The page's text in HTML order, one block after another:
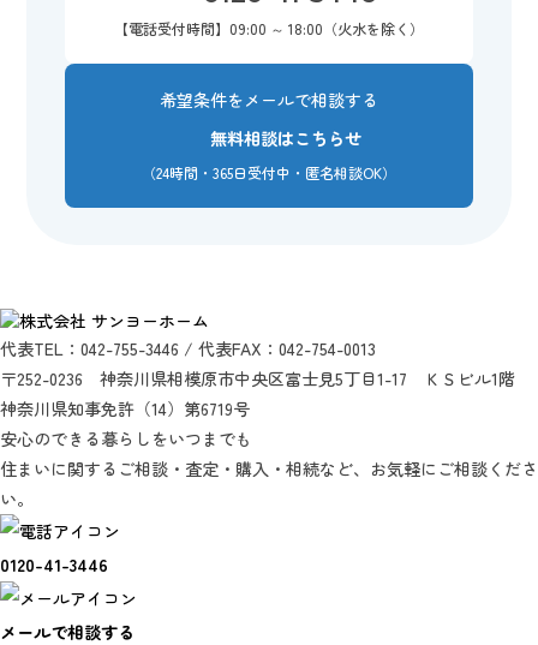
【電話受付時間】09:00 ～ 18:00（火水を除く）
希望条件をメールで相談する
無料相談はこちらせ
（24時間・365日受付中・匿名相談OK）
代表TEL：042-755-3446 / 代表FAX：042-754-0013
〒252-0236 神奈川県相模原市中央区富士見5丁目1-17 ＫＳビル1階
神奈川県知事免許（14）第6719号
安心のできる暮らしをいつまでも
住まいに関するご相談・査定・購入・相続など、お気軽にご相談くださ
い。
0120-41-3446
メールで相談する